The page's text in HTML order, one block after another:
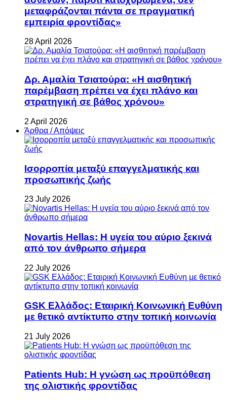
μεταφράζονται πάντα σε πραγματική
εμπειρία φροντίδας»
28 April 2026
Δρ. Αμαλία Τσιατούρα: «Η αισθητική
παρέμβαση πρέπει να έχει πλάνο και
στρατηγική σε βάθος χρόνου»
2 April 2026
Άρθρα / Απόψεις
Ισορροπία μεταξύ επαγγελματικής και
προσωπικής ζωής
23 July 2026
Novartis Hellas: Η υγεία του αύριο ξεκινά
από τον άνθρωπο σήμερα
22 July 2026
GSK Ελλάδος: Εταιρική Κοινωνική Ευθύνη
με θετικό αντίκτυπο στην τοπική κοινωνία
21 July 2026
Patients Hub: Η γνώση ως προϋπόθεση
της ολιστικής φροντίδας